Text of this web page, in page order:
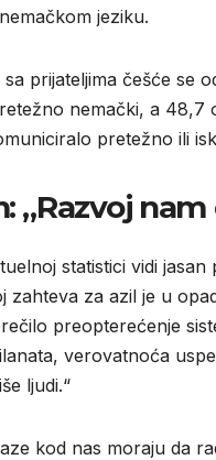
jeziku.
sa prijateljima češće se
nemački, a 48,7
pretežno ili
: „Razvoj
statistici vidi
zahteva za azil je u
preopterećenje
verovatnoća
ljudi.“
kod nas moraju da